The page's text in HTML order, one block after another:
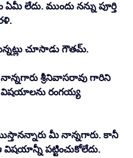
లేదు. ముందు నన్ను పూర్తి
చూసాడు గౌతమ్.
శ్రీనివాసరావు గారిని
విషయాలను రంగయ్య
మీ నాన్నగారు. కానీ
విషయాన్నీ పట్టించుకోలేదు.